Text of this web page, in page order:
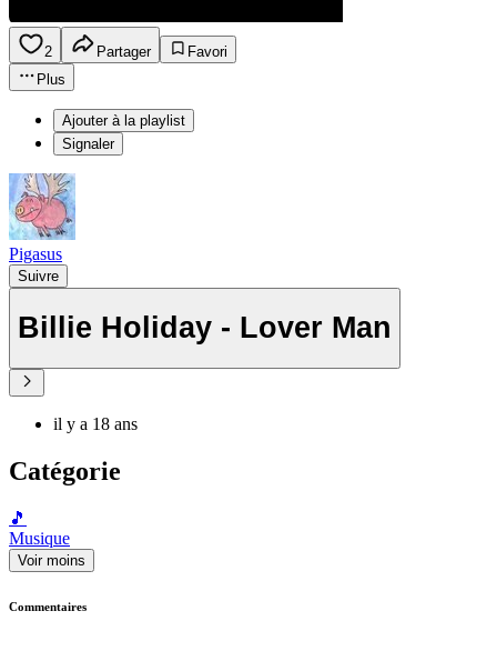
2 Partager
Favori
Plus
Ajouter à la playlist
Signaler
Pigasus
Suivre
Billie Holiday - Lover Man
il y a 18 ans
Catégorie
🎵
Musique
Voir moins
Commentaires